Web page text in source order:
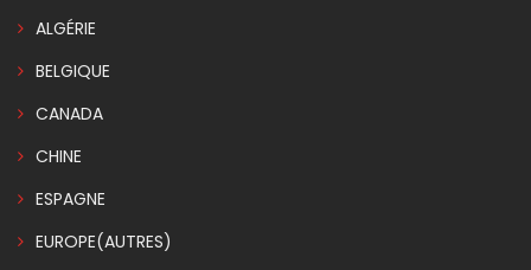
ALGÉRIE
BELGIQUE
CANADA
CHINE
ESPAGNE
EUROPE(AUTRES)